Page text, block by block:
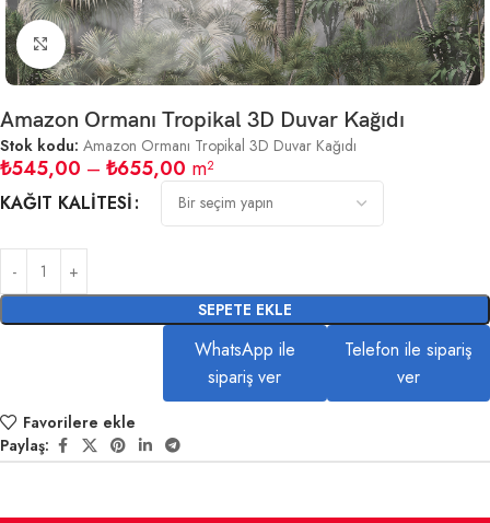
Büyütmek için tıklayın
Amazon Ormanı Tropikal 3D Duvar Kağıdı
Stok kodu: Amazon Ormanı Tropikal 3D Duvar Kağıdı
₺545,00 – ₺655,00 m²
KAĞIT KALITESI
SEPETE EKLE
WhatsApp ile
sipariş ver
Telefon ile sipariş
ver
Favorilere ekle
Paylaş: